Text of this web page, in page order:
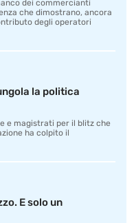
dei commercianti
che dimostrano, ancora
degli operatori
la politica
e magistrati per il blitz che
ha colpito il
E solo un